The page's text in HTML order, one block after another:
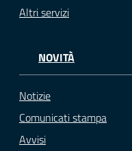
Altri servizi
NOVITÀ
Notizie
Comunicati stampa
Avvisi